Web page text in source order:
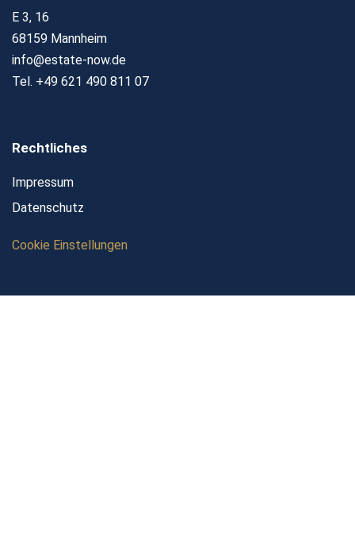
E 3, 16
68159 Mannheim
info@estate-now.de
Tel. +49 621 490 811 07
Rechtliches
Impressum
Datenschutz
Cookie Einstellungen